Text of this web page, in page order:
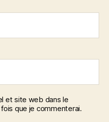
et site web dans le
que je commenterai.